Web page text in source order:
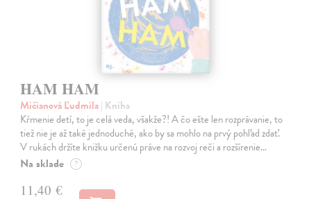
HAM HAM
Mičianová Ľudmila| Kniha
Kŕmenie detí, to je celá veda, všakže?! A čo ešte len rozprávanie, to
tiež nie je až také jednoduché, ako by sa mohlo na prvý pohľad zdať.
V rukách držíte knižku určenú práve na rozvoj reči a rozšírenie…
Na sklade ?
11,40 €